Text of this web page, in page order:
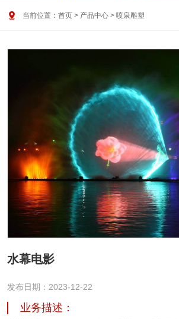
 当前位置： 首页 > 产品中心 > 喷泉雕塑
水幕电影
发布日期：2023-12-22
业务描述：